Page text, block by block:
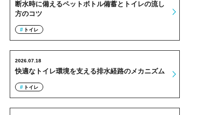
断水時に備えるペットボトル備蓄とトイレの流し
方のコツ
トイレ
快適なトイレ環境を支える排水経路のメカニズム
2026.07.18
トイレ